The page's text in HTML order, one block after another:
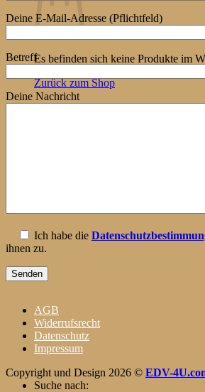
Es befinden sich keine Produkte im
Zurück zum Shop
Deine E-Mail-Adresse (Pflichtfeld)
Betreff
Deine Nachricht
Ich habe die
ihnen zu.
AGB
Widerrufsrecht
Datenschutz
Impressum
Copyright und Design 2026 © EDV-
Suche nach: